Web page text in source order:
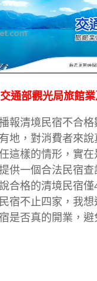
通部觀光局旅館
報清境民宿不合
地，對消費者來說
這樣的情形，實
供一個合法民宿
合格的清境民宿
宿不止四家，我
是否真的開業，避